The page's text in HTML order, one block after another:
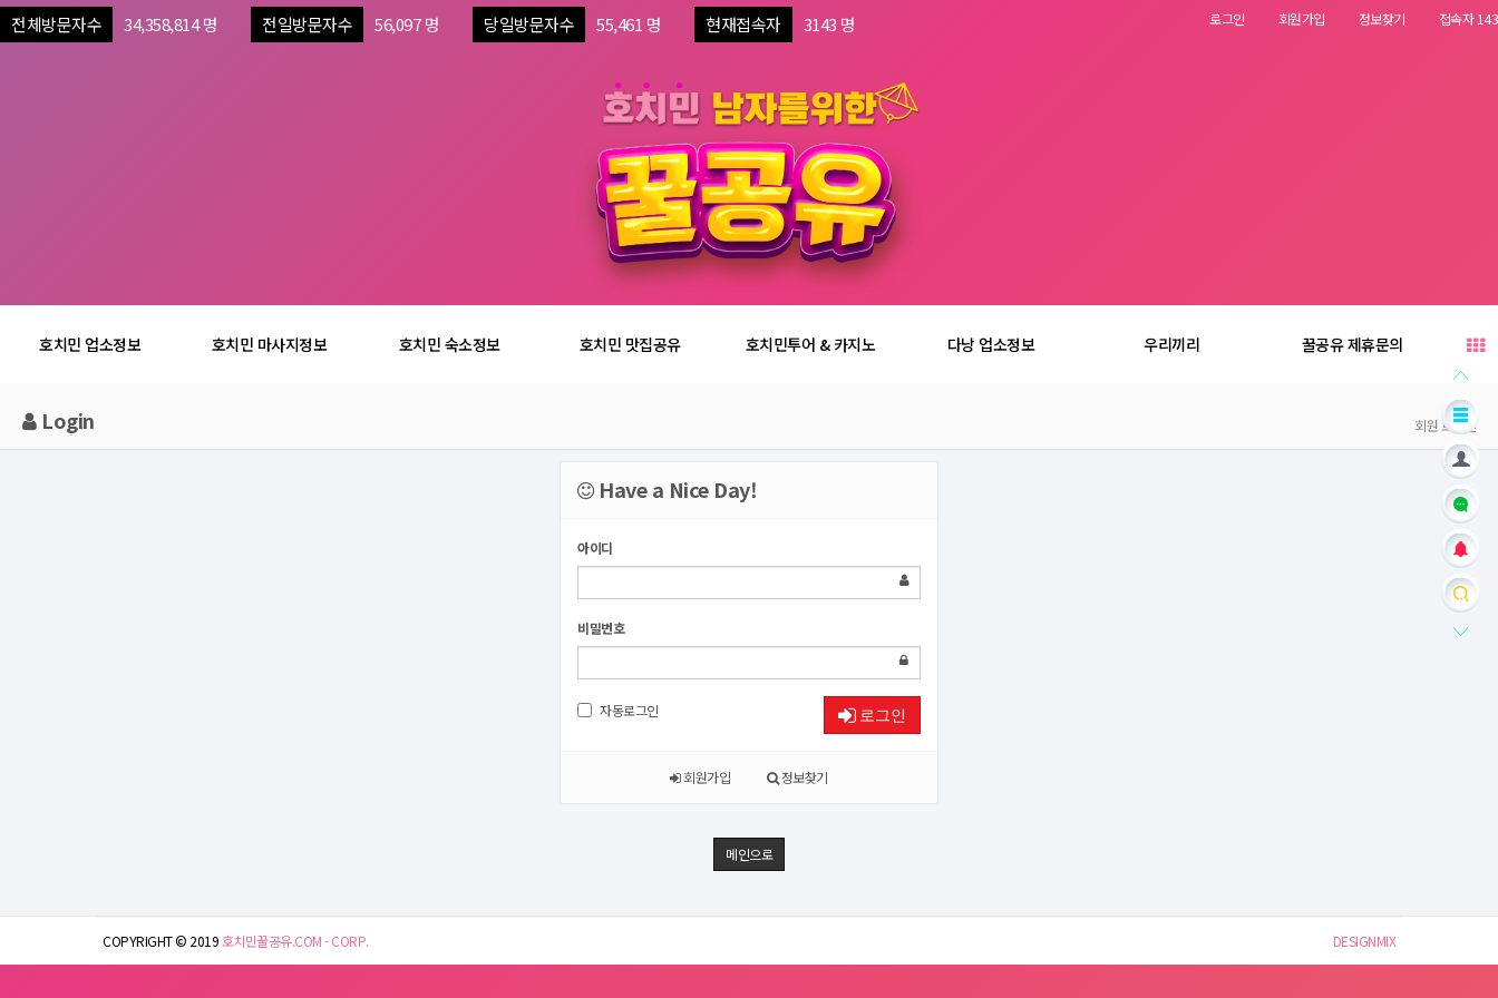
전체방문자수 34,358,814 명 전일방문자수 56,097 명 당일방문자수 55,461 명 현재접속자 3143 명 로그인 회원가입 정보찾기 접속자 143
호치민 업소정보 호치민 마사지정보 호치민 숙소정보 호치민 맛집공유 호치민투어 & 카지노 다낭 업소정보 우리끼리 꿀공유 제휴문의
Login 회원 로그인
Have a Nice Day!
아이디
비밀번호
자동로그인 로그인
회원가입 정보찾기
메인으로
COPYRIGHT © 2019호치민꿀공유.COM - CORP. DESIGNMIX